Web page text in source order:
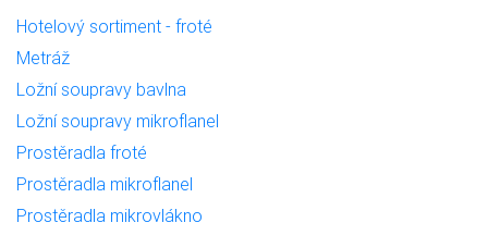
Hotelový sortiment - froté
Metráž
Ložní soupravy bavlna
Ložní soupravy mikroflanel
Prostěradla froté
Prostěradla mikroflanel
Prostěradla mikrovlákno